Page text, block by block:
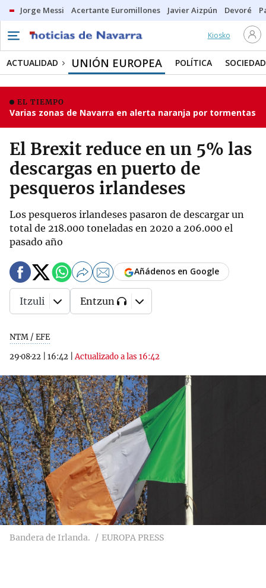
Jorge Messi Acertante Euromillones Javier Aizpún Devoré
Kiosko
ACTUALIDAD UNIÓN EUROPEA POLÍTICA SOCIEDAD
EL TIEMPO
Varias zonas de Navarra en alerta naranja por tormentas
El Brexit reduce en un 5% las
descargas en puerto de
pesqueros irlandeses
Los pesqueros irlandeses pasaron de descargar un
total de 218.000 toneladas en 2020 a 206.000 el
pasado año
NTM / EFE
29·08·22
16:42 |Actualizado a las 16:42
Añádenos en Google
Itzuli Entzun
Bandera de Irlanda. EUROPA PRESS